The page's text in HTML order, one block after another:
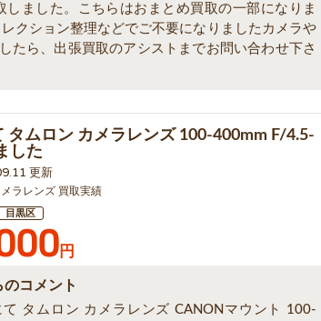
しました。こちらはおまとめ買取の一部になりま
クション整理などでご不要になりましたカメラや
たら、出張買取のアシストまでお問い合わせ下さ
タムロン カメラレンズ 100-400mm F/4.5-
した
更新
メラレンズ 買取実績
目黒区
円
コメント
タムロン カメラレンズ CANONマウント 100-